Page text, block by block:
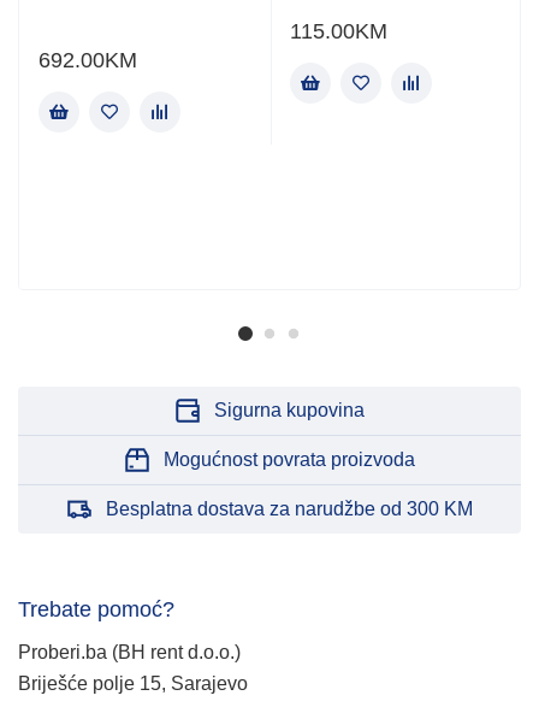
692.00KM
115.00KM
Sigurna kupovina
Mogućnost povrata proizvoda
Besplatna dostava za narudžbe od 300 KM
Trebate pomoć?
Proberi.ba (BH rent d.o.o.)
Briješće polje 15, Sarajevo